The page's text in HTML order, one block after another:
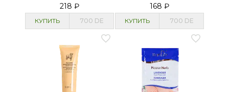
218 ₽
КУПИТЬ 700 DE
168 ₽
КУПИТЬ 700 DE